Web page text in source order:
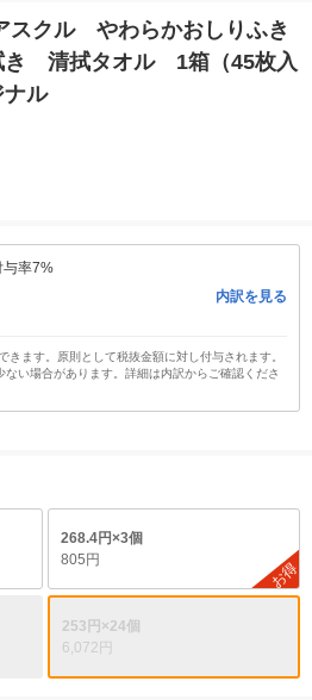
スクル やわらかおしりふき
き 清拭タオル 1箱（45枚入
ル
与率7%
内訳を見る
きます。原則として税抜金額に対し付与されます。
い場合があります。詳細は内訳からご確認くださ
268.4円×3個
805円
お得
253円×24個
6,072円